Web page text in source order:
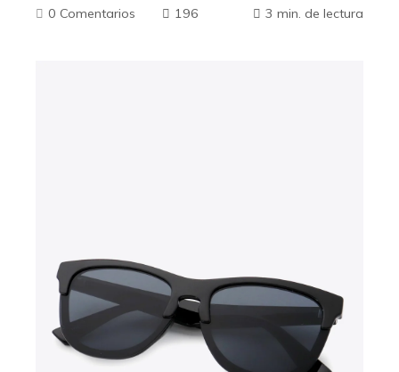
0 Comentarios
196 3 min. de lectura